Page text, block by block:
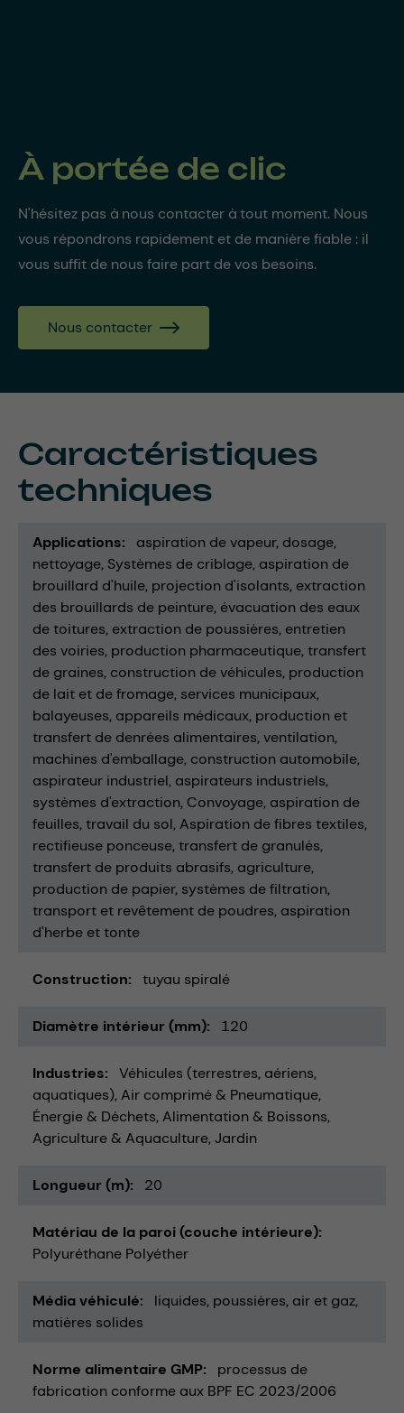
À portée de clic
N'hésitez pas à nous contacter à tout moment. Nous
vous répondrons rapidement et de manière fiable : il
vous suffit de nous faire part de vos besoins.
Nous contacter
Caractéristiques
techniques
Applications aspiration de vapeur dosage
nettoyage Systèmes de criblage aspiration de
brouillard d'huile projection d'isolants extraction
des brouillards de peinture évacuation des eaux
de toitures extraction de poussières entretien
des voiries production pharmaceutique transfert
de graines construction de véhicules production
de lait et de fromage services municipaux
balayeuses appareils médicaux production et
transfert de denrées alimentaires ventilation
machines d'emballage construction automobile
aspirateur industriel aspirateurs industriels
systèmes d'extraction Convoyage aspiration de
feuilles travail du sol Aspiration de fibres textiles
rectifieuse ponceuse transfert de granulés
transfert de produits abrasifs agriculture
production de papier systèmes de filtration
transport et revêtement de poudres aspiration
d'herbe et tonte
Construction tuyau spiralé
Diamètre intérieur (mm) 120
Industries
Véhicules (terrestres, aériens,
aquatiques) Air comprimé & Pneumatique
Énergie & Déchets Alimentation & Boissons
Agriculture & Aquaculture Jardin
Longueur (m) 20
Matériau de la paroi (couche intérieure)
Polyuréthane Polyéther
Média véhiculé liquides poussières air et gaz
matières solides
Norme alimentaire GMP
processus de
fabrication conforme aux BPF EC 2023/2006